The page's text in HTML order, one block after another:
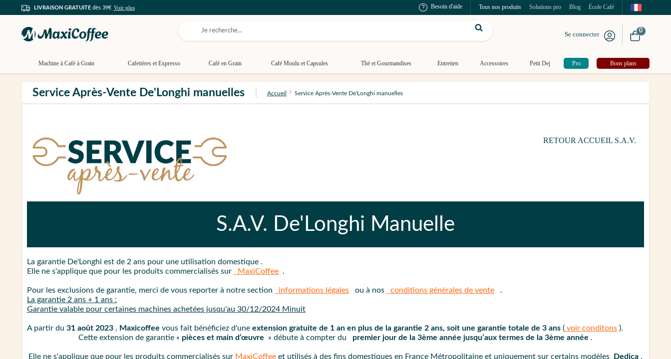
LIVRAISON GRATUITE dès 39€ Voir plus Besoin d'aide Tous nos produits Solutions pro Blog École Café
Se connecter 0
Machine à Café à Grain Cafetières et Expresso Café en Grain Café Moulu et Capsules Thé et Gourmandises Entretien Accessoires Petit Dej Pro Bons plans
Service Après-Vente De'Longhi manuelles Accueil Service Après-Vente De'Longhi manuelles
RETOUR ACCUEIL S.A.V.
S.A.V. De'Longhi Manuelle
La garantie De'Longhi est de 2 ans pour une utilisation domestique .
Elle ne s'applique que pour les produits commercialisés sur
MaxiCoffee .
Pour les exclusions de garantie, merci de vous reporter à notre section informations légales ou à nos conditions générales de vente .
La garantie 2 ans + 1 ans :
Garantie valable pour certaines machines achetées jusqu'au 30/12/2024 Minuit
A partir du 31 août 2023 , Maxicoffee vous fait bénéficiez d'une extension gratuite de 1 an en plus de la garantie 2 ans, soit une garantie totale de 3 ans ( voir conditons ).
Cette extension de garantie « pièces et main d’œuvre » débute à compter du premier jour de la 3ème année jusqu’aux termes de la 3ème année .
Elle ne s'applique que pour les produits commercialisés sur MaxiCoffee et utilisés à des fins domestiques en France Métropolitaine et uniquement sur certains modèles Dedica .